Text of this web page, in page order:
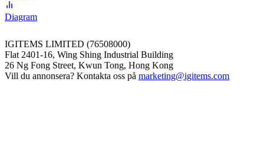
Diagram
IGITEMS LIMITED (76508000)
Flat 2401-16, Wing Shing Industrial Building
26 Ng Fong Street, Kwun Tong, Hong Kong
Vill du annonsera? Kontakta oss på marketing@igitems.com